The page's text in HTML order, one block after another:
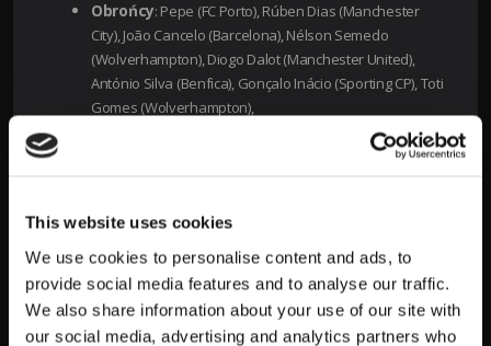
This website uses cookies
We use cookies to personalise content and ads, to
provide social media features and to analyse our traffic.
We also share information about your use of our site with
our social media, advertising and analytics partners who
Obrońcy: Pepe (FC Porto), Rúben Dias (Manchester
City), João Cancelo (Barcelona), Nélson Semedo
(Wolverhampton), Diogo Dalot (Manchester United),
António Silva (Benfica), Gonçalo Inácio (Sporting CP), Toti
Gomes (Wolverhampton),
: Bernardo Silva (Manchester City), Bruno
Fernandes (Manchester United), Rúben Neves (Al-Hilal),
Neves (Benfica),
Napastnicy: Cristiano Ronaldo (Al-Nassr), João Félix
(Barcelona), Diogo Jota (Liverpool), Rafael Leão (AC
Milan), Ricardo Horta (SC Braga), Gonçalo Ramos (Paris
Saint-Germain), Bruma (SC Braga).